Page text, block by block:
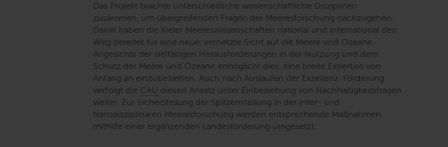
Das Projekt brachte unterschiedliche wissenschaftliche Disziplinen
zusammen, um übergreifenden Fragen der Meeresforschung nachzugehen.
Damit haben die Kieler Meereswissenschaften national und international den
Weg bereitet für eine neue, vernetzte Sicht auf die Meere und Ozeane.
Angesichts der vielfältigen Herausforderungen in der Nutzung und dem
Schutz der Meere und Ozeane ermöglicht dies, eine breite Expertise von
Anfang an einzubeziehen. Auch nach Auslaufen der Exzellenz-Förderung
verfolgt die CAU diesen Ansatz unter Einbeziehung von Nachhaltigkeitsfragen
weiter. Zur Sicherstellung der Spitzenstellung in der inter- und
transdisziplinären Meeresforschung werden entsprechende Maßnahmen
mithilfe einer ergänzenden Landesförderung umgesetzt.